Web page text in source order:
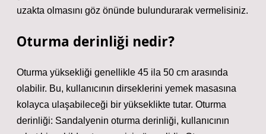
uzakta olmasını göz önünde bulundurarak vermelisiniz.
Oturma derinliği nedir?
Oturma yüksekliği genellikle 45 ila 50 cm arasında
olabilir. Bu, kullanıcının dirseklerini yemek masasına
kolayca ulaşabileceği bir yükseklikte tutar. Oturma
derinliği: Sandalyenin oturma derinliği, kullanıcının